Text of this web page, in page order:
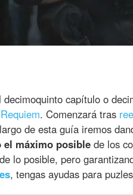
decimoquinto capítulo o
. Comenzará tras
de esta guía iremos
el máximo posible de los
lo posible, pero
, tengas ayudas para